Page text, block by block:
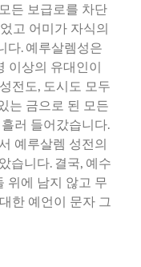
든 보급로를 차단
고 어미가 자식의
다. 예루살렘성은
이상의 유대인이
전도, 도시도 모두
는 금으로 된 모든
러 들어갔습니다.
예루살렘 성전의
습니다. 결국, 예수
위에 남지 않고 무
한 예언이 문자 그